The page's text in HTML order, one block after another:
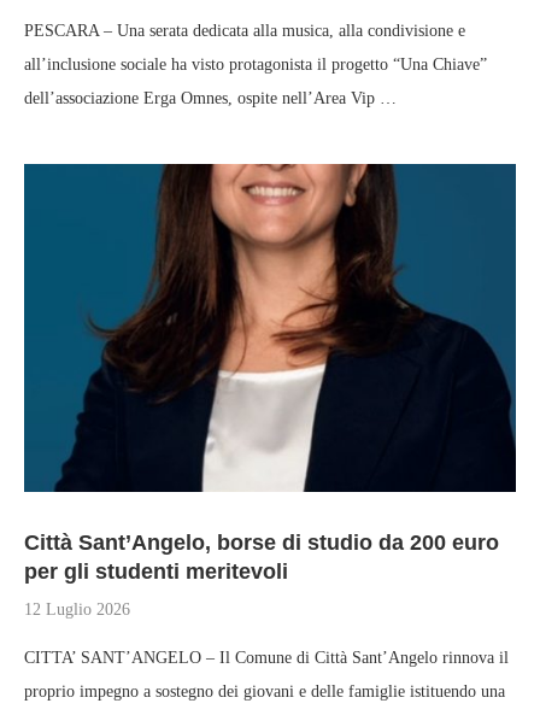
PESCARA – Una serata dedicata alla musica, alla condivisione e
all’inclusione sociale ha visto protagonista il progetto “Una Chiave”
dell’associazione Erga Omnes, ospite nell’Area Vip …
Città Sant’Angelo, borse di studio da 200 euro
per gli studenti meritevoli
12 Luglio 2026
CITTA’ SANT’ANGELO – Il Comune di Città Sant’Angelo rinnova il
proprio impegno a sostegno dei giovani e delle famiglie istituendo una